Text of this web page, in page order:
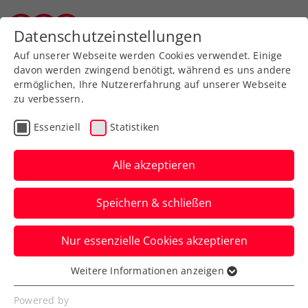
Zurück zur Newsübersicht
Rollstuhltennis
s Versicherung Austrian
Open: Österreichs
größtes
Rollstuhltennisturnier
kehrt zurück
Nach zwei pandemiebedingten Absagen
Datenschutzeinstellungen
Auf unserer Webseite werden Cookies verwendet. Einige
davon werden zwingend benötigt, während es uns andere
ermöglichen, Ihre Nutzererfahrung auf unserer Webseite
zu verbessern.
Essenziell Statistiken
Alle akzeptieren
Speichern & schließen
Nur essenzielle Cookies akzeptieren
Essenziell
Essenzielle Cookies werden für grundlegende
Weitere Informationen anzeigen
Powered by